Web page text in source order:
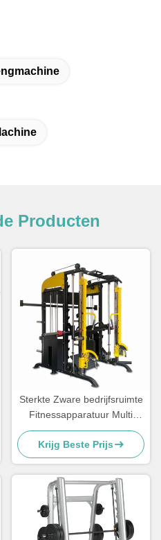
Producten
Sterkte Zware bedrijfsruimte
Fitnessapparatuur Multi
Smith Machine
Krijg Beste Prijs